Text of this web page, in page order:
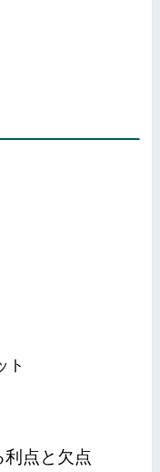
ト
点と欠点